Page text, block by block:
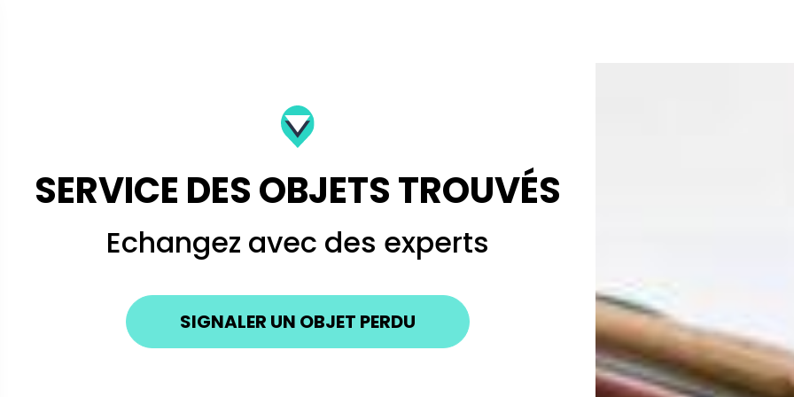
SERVICE DES OBJETS TROUVÉS
Echangez avec des experts
SIGNALER UN OBJET PERDU